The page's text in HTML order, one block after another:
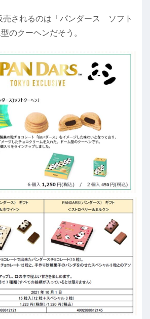
売されるのは「パンダース ソフト
のクーヘンだそう。